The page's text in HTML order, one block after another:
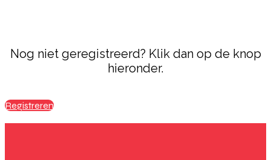
Nog niet geregistreerd? Klik dan op de knop
hieronder.
Registreren